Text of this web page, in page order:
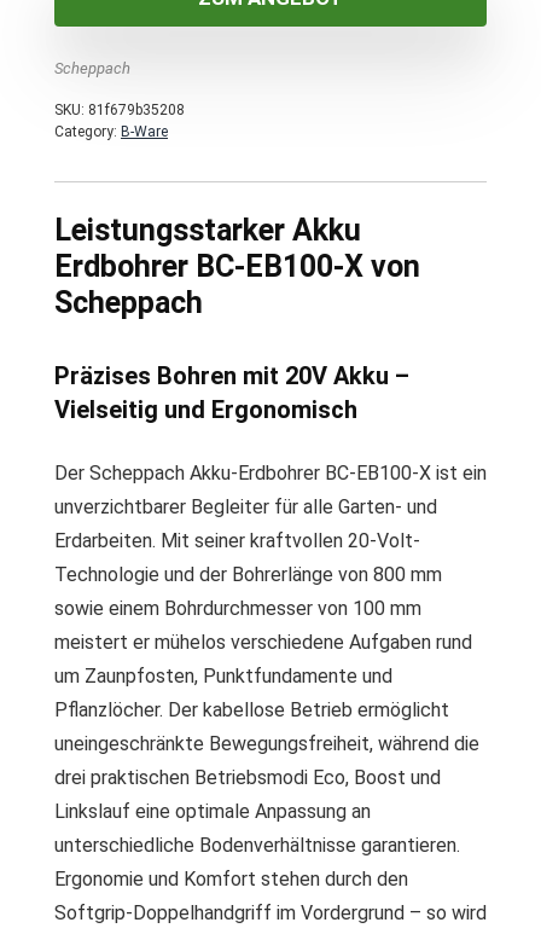
Scheppach
SKU: 81f679b35208
Category: B-Ware
Leistungsstarker Akku
Erdbohrer BC-EB100-X von
Scheppach
Präzises Bohren mit 20V Akku –
Vielseitig und Ergonomisch
Der Scheppach Akku-Erdbohrer BC-EB100-X ist ein
unverzichtbarer Begleiter für alle Garten- und
Erdarbeiten. Mit seiner kraftvollen 20-Volt-
Technologie und der Bohrerlänge von 800 mm
sowie einem Bohrdurchmesser von 100 mm
meistert er mühelos verschiedene Aufgaben rund
um Zaunpfosten, Punktfundamente und
Pflanzlöcher. Der kabellose Betrieb ermöglicht
uneingeschränkte Bewegungsfreiheit, während die
drei praktischen Betriebsmodi Eco, Boost und
Linkslauf eine optimale Anpassung an
unterschiedliche Bodenverhältnisse garantieren.
Ergonomie und Komfort stehen durch den
Softgrip-Doppelhandgriff im Vordergrund – so wird